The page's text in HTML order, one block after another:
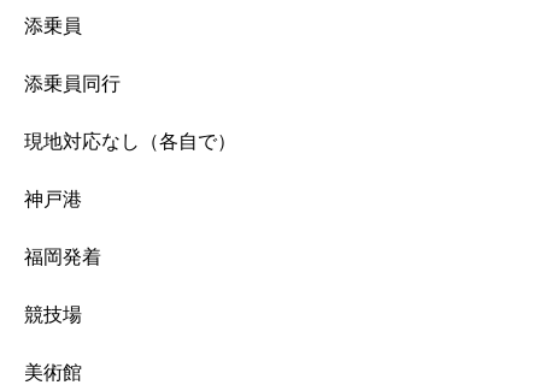
添乗員
添乗員同行
現地対応なし（各自で）
神戸港
福岡発着
競技場
美術館